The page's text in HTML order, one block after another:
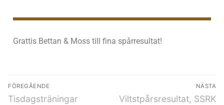
Grattis Bettan & Moss till fina spårresultat!
FÖREGÅENDE
Tisdagsträningar
NÄSTA
Viltstpårsresultat, SSRK